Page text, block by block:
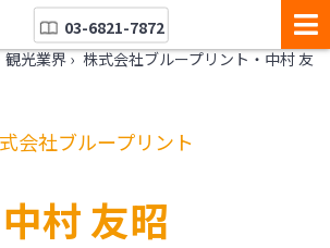
03-6821-7872
観光業界 › 株式会社ブループリント・中村 友
会社ブループリント
中村 友昭